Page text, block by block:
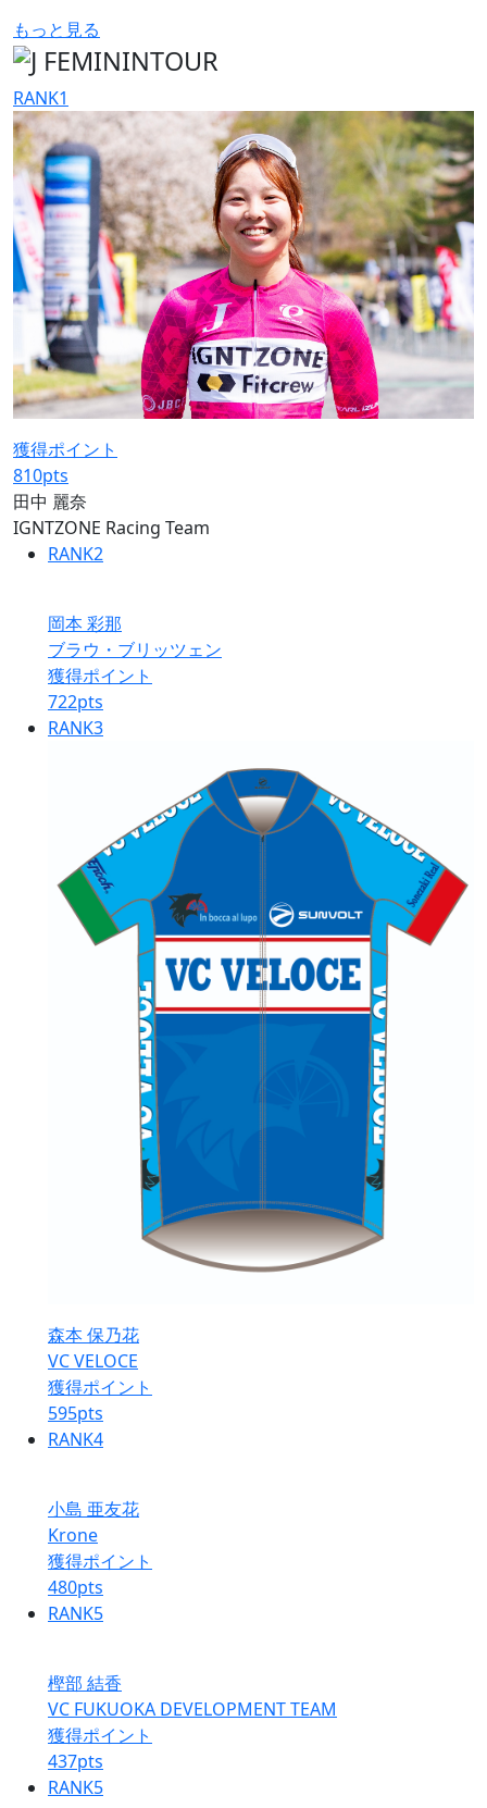
もっと見る
RANK1
獲得ポイント
810pts
田中 麗奈
IGNTZONE Racing Team
RANK2
岡本 彩那
ブラウ・ブリッツェン
獲得ポイント
722pts
RANK3
森本 保乃花
VC VELOCE
獲得ポイント
595pts
RANK4
小島 亜友花
Krone
獲得ポイント
480pts
RANK5
樫部 結香
VC FUKUOKA DEVELOPMENT TEAM
獲得ポイント
437pts
RANK5